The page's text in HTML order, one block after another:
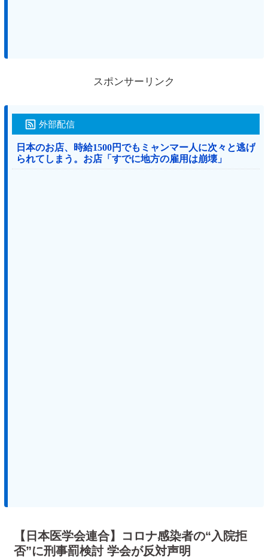
スポンサーリンク
外部配信
日本のお店、時給1500円でもミャンマー人に次々と逃げ
られてしまう。お店「すでに地方の雇用は崩壊」
【日本医学会連合】コロナ感染者の“入院拒
否”に刑事罰検討 学会が反対声明